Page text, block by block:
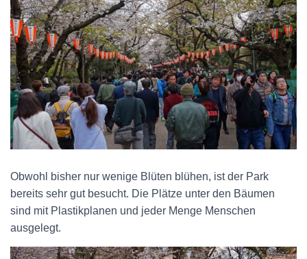
Obwohl bisher nur wenige Blüten blühen, ist der Park
bereits sehr gut besucht. Die Plätze unter den Bäumen
sind mit Plastikplanen und jeder Menge Menschen
ausgelegt.